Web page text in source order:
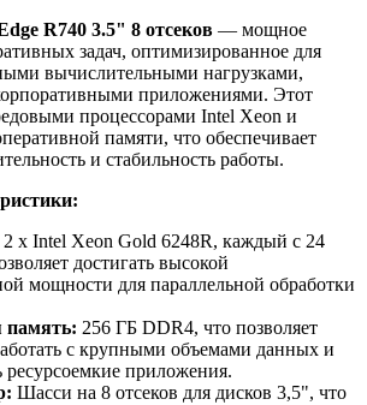
R740 3.5" 8 отсеков — мощное
задач, оптимизированное для
вычислительными нагрузками,
приложениями. Этот
процессорами Intel Xeon и
памяти, что обеспечивает
и стабильность работы.
2 x Intel Xeon Gold 6248R, каждый с 24
достигать высокой
мощности для параллельной обработки
память: 256 ГБ DDR4, что позволяет
с крупными объемами данных и
ресурсоемкие приложения.
Шасси на 8 отсеков для дисков 3,5", что